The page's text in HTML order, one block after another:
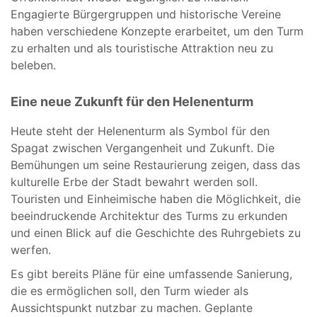
Engagierte Bürgergruppen und historische Vereine
haben verschiedene Konzepte erarbeitet, um den Turm
zu erhalten und als touristische Attraktion neu zu
beleben.
Eine neue Zukunft für den Helenenturm
Heute steht der Helenenturm als Symbol für den
Spagat zwischen Vergangenheit und Zukunft. Die
Bemühungen um seine Restaurierung zeigen, dass das
kulturelle Erbe der Stadt bewahrt werden soll.
Touristen und Einheimische haben die Möglichkeit, die
beeindruckende Architektur des Turms zu erkunden
und einen Blick auf die Geschichte des Ruhrgebiets zu
werfen.
Es gibt bereits Pläne für eine umfassende Sanierung,
die es ermöglichen soll, den Turm wieder als
Aussichtspunkt nutzbar zu machen. Geplante